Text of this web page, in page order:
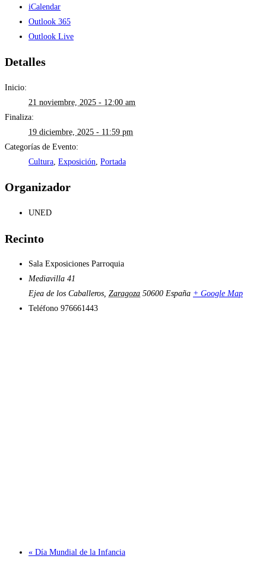
iCalendar
Outlook 365
Outlook Live
Detalles
Inicio:
21 noviembre, 2025 - 12:00 am
Finaliza:
19 diciembre, 2025 - 11:59 pm
Categorías de Evento:
Cultura Exposición Portada
Organizador
UNED
Recinto
Sala Exposiciones Parroquia
Mediavilla 41
Ejea de los Caballeros, Zaragoza 50600 España + Google Map
Teléfono 976661443
« Día Mundial de la Infancia